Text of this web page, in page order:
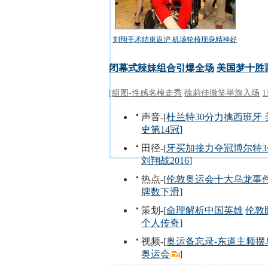
刘翔手术结束返沪 机场轮椅现身精神好
闭幕式辣妹组合引爆全场 美国梦十胜
[组图-性感名模走秀 徐莉佳微笑举旗入场
声音-[杜兰特30分力擒西班牙
史第14冠]
田径-[牙买加接力夺冠博尔特
刘翔战2016]
热点-[伦敦奥运会十大乌龙事
牌数下滑]
策划-[命理解析中国英雄 伦敦
个人传奇]
视频-[奥运备忘录-东道主频
奥运会
]